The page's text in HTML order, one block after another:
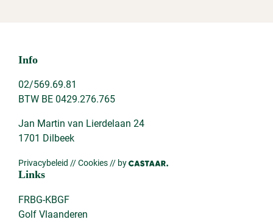
Info
02/569.69.81
BTW BE 0429.276.765
Jan Martin van Lierdelaan 24
1701 Dilbeek
Privacybeleid //Cookies// by
Links
FRBG-KBGF
Golf Vlaanderen